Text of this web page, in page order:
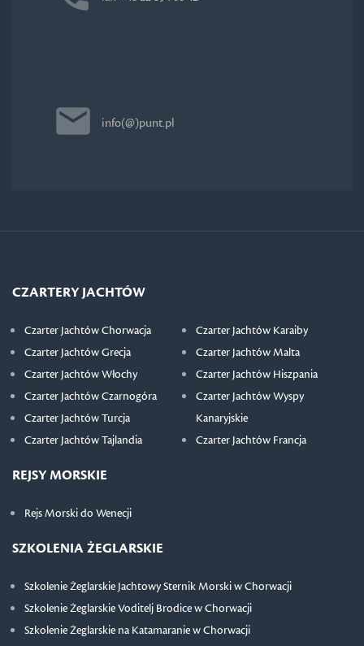
info(@)punt.pl
CZARTERY JACHTÓW
Czarter Jachtów Chorwacja
Czarter Jachtów Grecja
Czarter Jachtów Włochy
Czarter Jachtów Czarnogóra
Czarter Jachtów Turcja
Czarter Jachtów Tajlandia
Czarter Jachtów Karaiby
Czarter Jachtów Malta
Czarter Jachtów Hiszpania
Czarter Jachtów Wyspy
Kanaryjskie
Czarter Jachtów Francja
REJSY MORSKIE
Rejs Morski do Wenecji
SZKOLENIA ŻEGLARSKIE
Szkolenie Żeglarskie Jachtowy Sternik Morski w Chorwacji
Szkolenie Żeglarskie Voditelj Brodice w Chorwacji
Szkolenie Żeglarskie na Katamaranie w Chorwacji